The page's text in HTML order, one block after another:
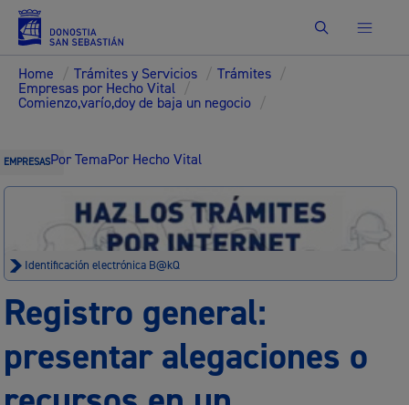
Buscar
Home / Trámites y Servicios / Trámites /
Empresas por Hecho Vital /
Comienzo,varío,doy de baja un negocio /
EMPRESASPor TemaPor Hecho Vital
Identificación electrónica B@kQ
Registro general:
presentar alegaciones o